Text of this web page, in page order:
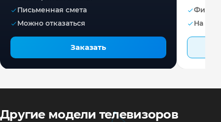
Письменная смета
Можно отказаться
Заказать
На
Другие модели телевизоров